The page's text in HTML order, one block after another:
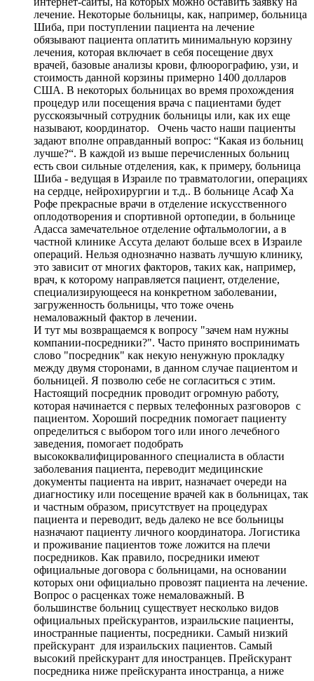
лечение. Некоторые больницы, как, например, больница
Шиба, при поступлении пациента на лечение
обязывают пациента оплатить минимальную корзину
лечения, которая включает в себя посещение двух
врачей, базовые анализы крови, флюорографию, узи, и
стоимость данной корзины примерно 1400 долларов
США. В некоторых больницах во время прохождения
процедур или посещения врача с пациентами будет
русскоязычный сотрудник больницы или, как их еще
называют, координатор. Очень часто наши пациенты
задают вполне оправданный вопрос: “Какая из больниц
лучше?“. В каждой из выше перечисленных больниц
есть свои сильные отделения, как, к примеру, больница
Шиба - ведущая в Израиле по травматологии, операциях
на сердце, нейрохирургии и т.д.. В больнице Асаф Ха
Рофе прекрасные врачи в отделение искусственного
оплодотворения и спортивной ортопедии, в больнице
Адасса замечательное отделение офтальмологии, а в
частной клинике Ассута делают больше всех в Израиле
операций. Нельзя однозначно назвать лучшую клинику,
это зависит от многих факторов, таких как, например,
врач, к которому направляется пациент, отделение,
специализирующееся на конкретном заболевании,
загруженность больницы, что тоже очень
немаловажный фактор в лечении.
И тут мы возвращаемся к вопросу "зачем нам нужны
компании-посредники?". Часто принято воспринимать
слово "посредник" как некую ненужную прокладку
между двумя сторонами, в данном случае пациентом и
больницей. Я позволю себе не согласиться с этим.
Настоящий посредник проводит огромную работу,
которая начинается с первых телефонных разговоров с
пациентом. Хороший посредник помогает пациенту
определиться с выбором того или иного лечебного
заведения, помогает подобрать
высококвалифицированного специалиста в области
заболевания пациента, переводит медицинские
документы пациента на иврит, назначает очереди на
диагностику или посещение врачей как в больницах, так
и частным образом, присутствует на процедурах
пациента и переводит, ведь далеко не все больницы
назначают пациенту личного координатора. Логистика
и проживание пациентов тоже ложится на плечи
посредников. Как правило, посредники имеют
официальные договора с больницами, на основании
которых они официально провозят пациента на лечение.
Вопрос о расценках тоже немаловажный. В
большинстве больниц существует несколько видов
официальных прейскурантов, израильские пациенты,
иностранные пациенты, посредники. Самый низкий
прейскурант для израильских пациентов. Самый
высокий прейскурант для иностранцев. Прейскурант
посредника ниже прейскуранта иностранца, а ниже